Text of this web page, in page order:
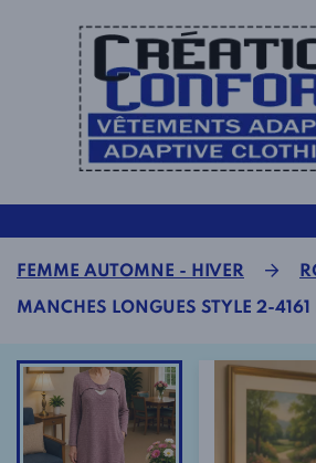
FEMME AUTOMNE - HIVER
MANCHES LONGUES STYLE 2-4161